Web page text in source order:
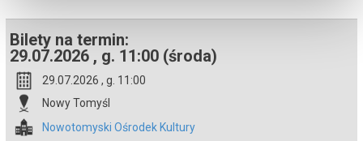
Bilety na termin:
29.07.2026 , g. 11:00 (środa)
29.07.2026 , g. 11:00
Nowy Tomyśl
Nowotomyski Ośrodek Kultury